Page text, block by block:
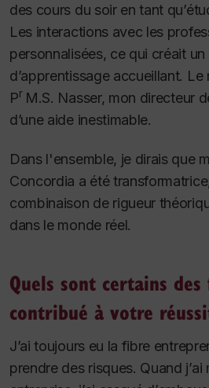
des cours du soir en tant
Les interactions avec les
personnalisées, ce qui créait
d’apprentissage accueillant. Le
Pr M.S. Nasser, mon directeur
d’une aide inestimable.
Dans l'ensemble, je dirais que
Concordia a été
combinaison de rigueur
dans le monde réel.
Quels sont certains
contribué à votre
J’ai toujours eu la fibre
prendre des risques. Quand j’ai